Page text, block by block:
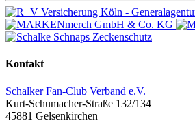
Kontakt
Schalker Fan-Club Verband e.V.
Kurt-Schumacher-Straße 132/134
45881 Gelsenkirchen